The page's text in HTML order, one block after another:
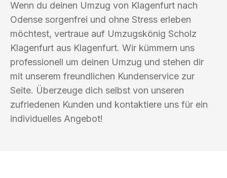
Wenn du deinen Umzug von Klagenfurt nach
Odense sorgenfrei und ohne Stress erleben
möchtest, vertraue auf Umzugskönig Scholz
Klagenfurt aus Klagenfurt. Wir kümmern uns
professionell um deinen Umzug und stehen dir
mit unserem freundlichen Kundenservice zur
Seite. Überzeuge dich selbst von unseren
zufriedenen Kunden und kontaktiere uns für ein
individuelles Angebot!